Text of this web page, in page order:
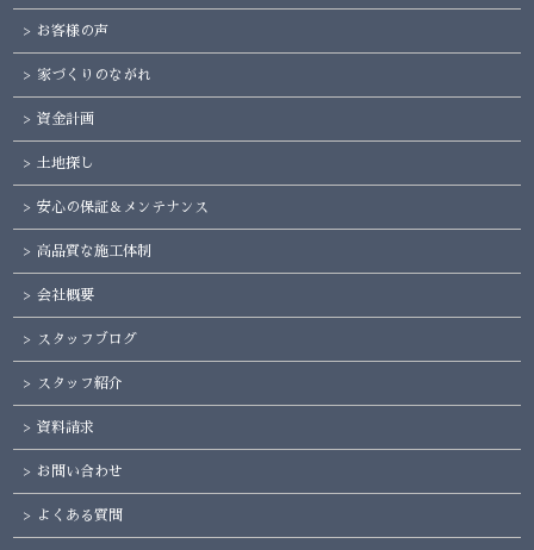
お客様の声
家づくりのながれ
資金計画
土地探し
安心の保証＆メンテナンス
高品質な施工体制
会社概要
スタッフブログ
スタッフ紹介
資料請求
お問い合わせ
よくある質問